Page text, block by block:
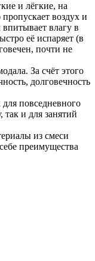
и лёгкие, на
воздух и
влагу в
её испаряет (в
почти не
За счёт этого
долговечность
повседневного
и для занятий
из смеси
преимущества